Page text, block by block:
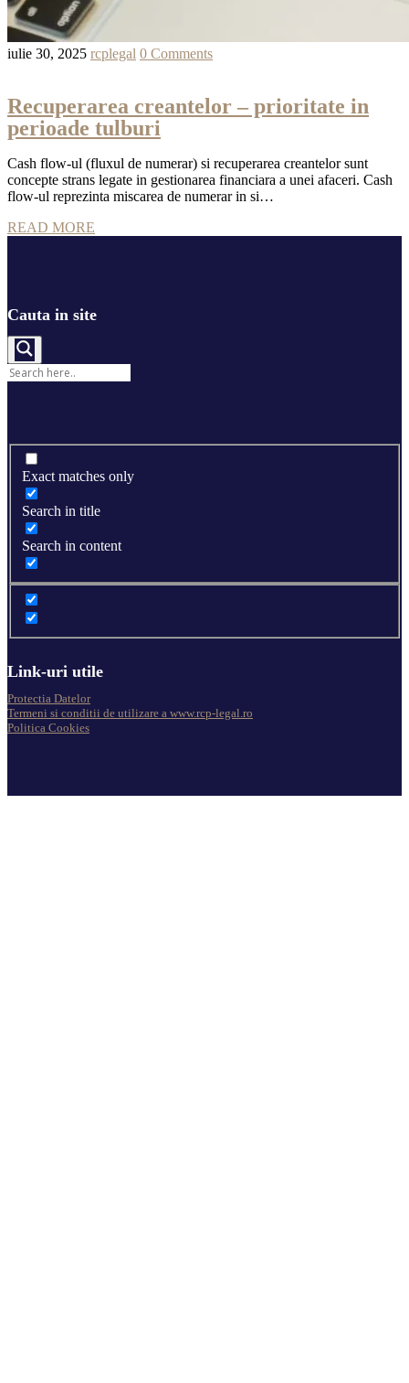
iulie 30, 2025 rcplegal 0 Comments
Recuperarea creantelor – prioritate in
perioade tulburi
Cash flow-ul (fluxul de numerar) si recuperarea creantelor sunt
concepte strans legate in gestionarea financiara a unei afaceri. Cash
flow-ul reprezinta miscarea de numerar in si…
READ MORE
Cauta in site
Exact matches only
Search in title
Search in content
Link-uri utile
Protectia Datelor
Termeni si conditii de utilizare a www.rcp-legal.ro
Politica Cookies